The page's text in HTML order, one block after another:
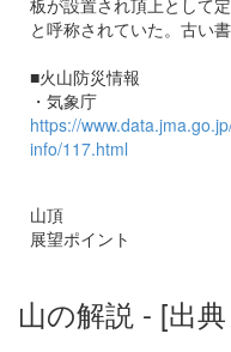
板が設置され頂上として
と呼称されていた。古い
■火山防災情報
・気象庁
https://
info/117.html
山頂
展望ポイント
山の解説 - [出典